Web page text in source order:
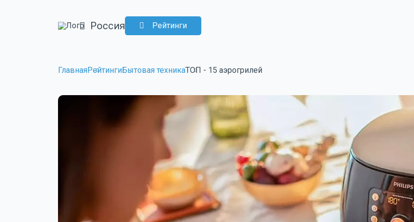
Россия Рейтинги
ГлавнаяРейтингиБытовая техникаТОП - 15 аэрогрилей